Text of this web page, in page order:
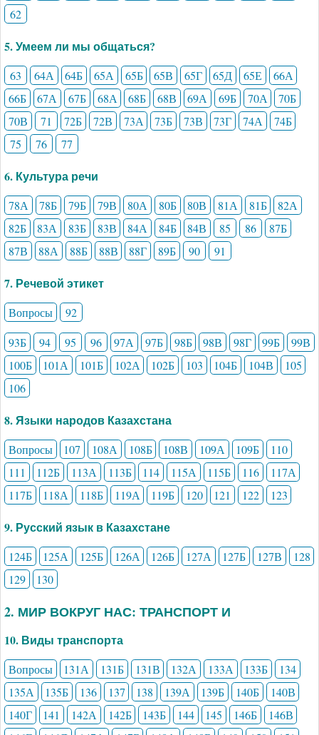
62
5. Умеем ли мы общаться?
63 64А 64Б 65А 65Б 65В 65Г 65Д 65Е
66А
66Б
67А 67Б 68А 68Б 68В 69А 69Б 70А
70Б
70В
71 72Б 72В 73А 73Б 73В 73Г 74А
74Б
75
76 77
6. Культура речи
78А 78Б 79Б 79В 80А 80Б 80В 81А 81Б
82А
82Б
83А 83Б 83В 84А 84Б 84В 85 86
87Б
87В
88А 88Б 88В 88Г 89Б 90 91
7. Речевой этикет
Вопросы
92
93Б
94 95 96 97А 97Б 98Б 98В 98Г 99Б
99В
100Б
101А 101Б 102А 102Б 103 104Б 104В
105
106
8. Языки народов Казахстана
Вопросы 107 108А 108Б 108В 109А 109Б
110
111
112Б 113А 113Б 114 115А 115Б 116
117А
117Б
118А 118Б 119А 119Б 120 121 122 123
9. Русский язык в Казахстане
124Б 125А 125Б 126А 126Б 127А 127Б 127В
128
129
130
2. МИР ВОКРУГ НАС: ТРАНСПОРТ И
10. Виды транспорта
Вопросы 131А 131Б 131В 132А 133А 133Б
134
135А
135Б 136 137 138 139А 139Б 140Б
140В
140Г
141 142А 142Б 143Б 144 145 146Б
146В